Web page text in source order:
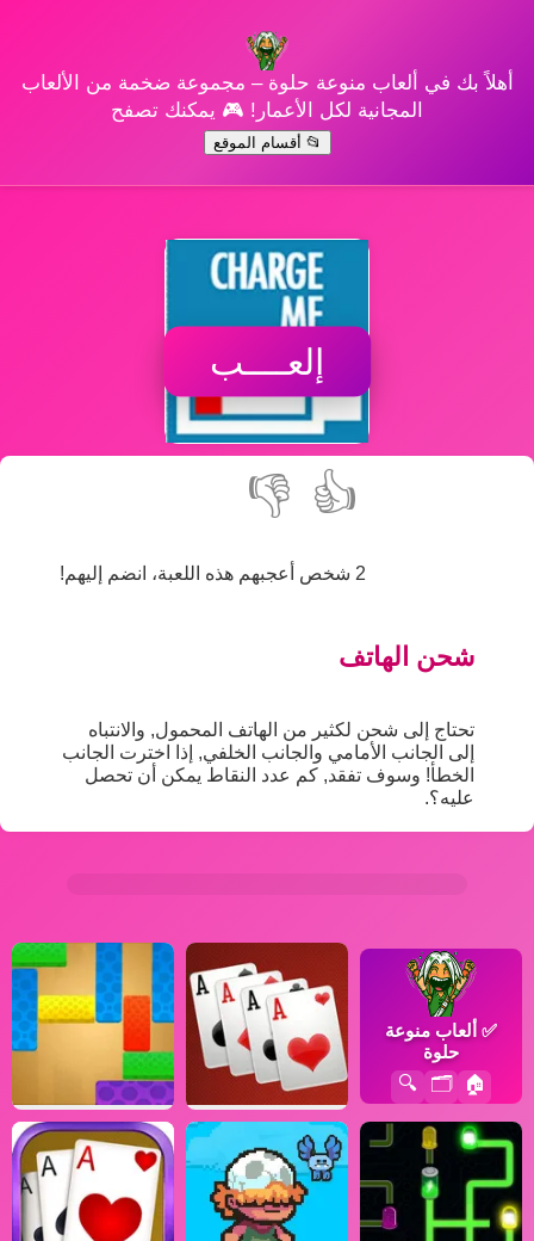
أهلاً بك في ألعاب منوعة حلوة – مجموعة ضخمة من الألعاب
المجانية لكل الأعمار! 🎮 يمكنك تصفح
📂 أقسام الموقع
إلعــــب
👍
👎
2 شخص أعجبهم هذه اللعبة، انضم إليهم!
شحن الهاتف
تحتاج إلى شحن لكثير من الهاتف المحمول, والانتباه
إلى الجانب الأمامي والجانب الخلفي, إذا اخترت الجانب
الخطأ! وسوف تفقد, كم عدد النقاط يمكن أن تحصل
عليه؟.
✅ ألعاب منوعة
حلوة
🏠
🗂️
🔍